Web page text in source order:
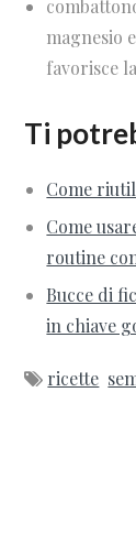
magnesio
favorisce
Ti
Come
Come
routine
Bucce di
in chiave
ricette